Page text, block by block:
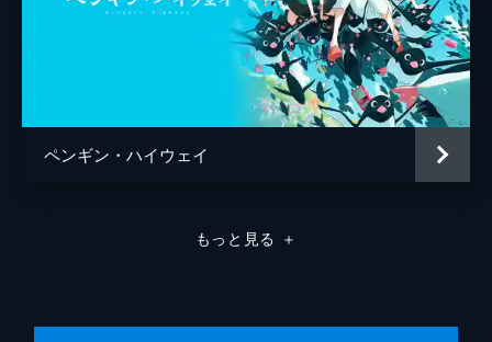
ペンギン・ハイウェイ
もっと見る ＋